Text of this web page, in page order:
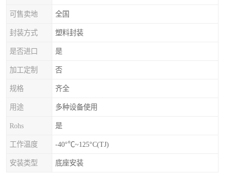
可售卖地 全国
封装方式 塑料封装
是否进口 是
加工定制 否
规格 齐全
用途 多种设备使用
Rohs 是
工作温度 -40°℃~125°C(TJ)
安装类型 底座安装